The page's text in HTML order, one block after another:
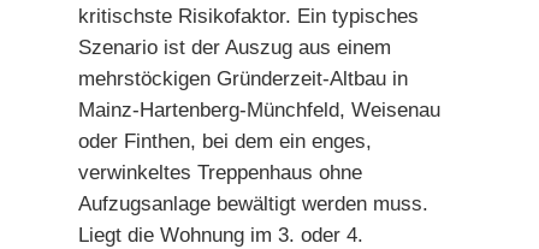
kritischste Risikofaktor. Ein typisches
Szenario ist der Auszug aus einem
mehrstöckigen Gründerzeit-Altbau in
Mainz-Hartenberg-Münchfeld, Weisenau
oder Finthen, bei dem ein enges,
verwinkeltes Treppenhaus ohne
Aufzugsanlage bewältigt werden muss.
Liegt die Wohnung im 3. oder 4.